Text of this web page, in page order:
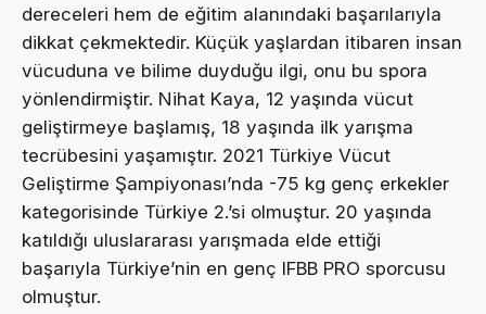
dereceleri hem de eğitim alanındaki başarılarıyla
dikkat çekmektedir. Küçük yaşlardan itibaren insan
vücuduna ve bilime duyduğu ilgi, onu bu spora
yönlendirmiştir. Nihat Kaya, 12 yaşında vücut
geliştirmeye başlamış, 18 yaşında ilk yarışma
tecrübesini yaşamıştır. 2021 Türkiye Vücut
Geliştirme Şampiyonası’nda -75 kg genç erkekler
kategorisinde Türkiye 2.’si olmuştur. 20 yaşında
katıldığı uluslararası yarışmada elde ettiği
başarıyla Türkiye’nin en genç IFBB PRO sporcusu
olmuştur.